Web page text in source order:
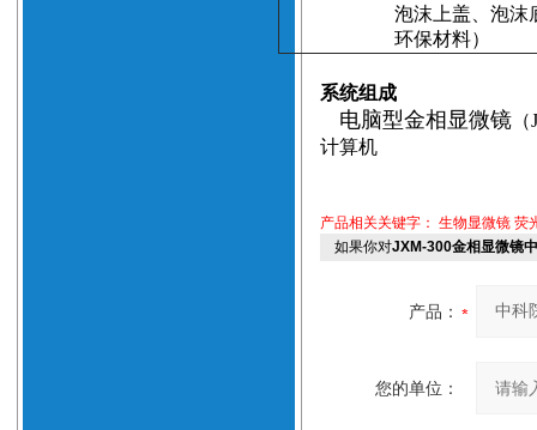
泡沫上盖、泡沫
环保材料）
系统组成
电脑型金相显微镜
计算机
产品相关关键字： 生物显微镜 荧
如果你对JXM-300金相显微镜
产品：
您的单位：